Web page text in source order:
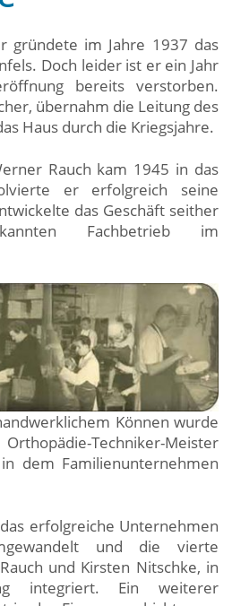
gründete im Jahre 1937 das
Doch leider ist er ein Jahr
bereits verstorben.
übernahm die Leitung des
Haus durch die Kriegsjahre.
Rauch kam 1945 in das
er erfolgreich seine
das Geschäft seither
Fachbetrieb im
Können wurde
Techniker-Meister
in dem Familienunternehmen
erfolgreiche Unternehmen
und die vierte
und Kirsten Nitschke, in
integriert. Ein weiterer